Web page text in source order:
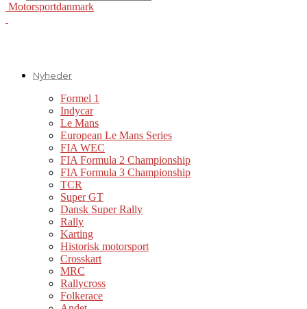
Motorsportdanmark
Nyheder
Formel 1
Indycar
Le Mans
European Le Mans Series
FIA WEC
FIA Formula 2 Championship
FIA Formula 3 Championship
TCR
Super GT
Dansk Super Rally
Rally
Karting
Historisk motorsport
Crosskart
MRC
Rallycross
Folkerace